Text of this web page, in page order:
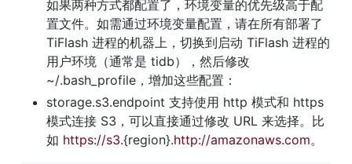
如果两种方式都配置了，环境变量的优先级高于配
置文件。如需通过环境变量配置，请在所有部署了
TiFlash 进程的机器上，切换到启动 TiFlash 进程的
用户环境（通常是 tidb），然后修改
~/.bash_profile，增加这些配置：
storage.s3.endpoint 支持使用 http 模式和 https
模式连接 S3，可以直接通过修改 URL 来选择。比
如 https://s3.{region}.http://amazonaws.com。